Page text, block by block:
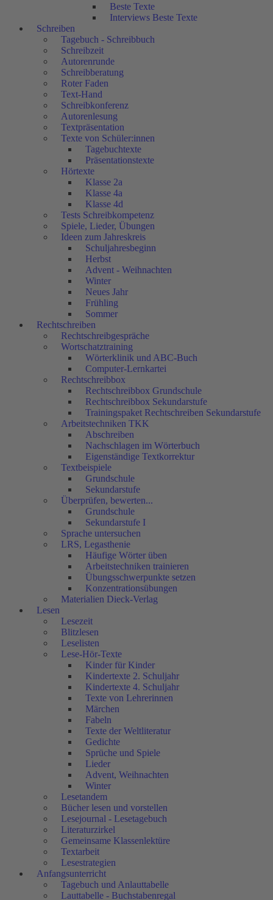
Beste Texte
Interviews Beste Texte
Schreiben
Tagebuch - Schreibbuch
Schreibzeit
Autorenrunde
Schreibberatung
Roter Faden
Text-Hand
Schreibkonferenz
Autorenlesung
Textpräsentation
Texte von Schüler:innen
Tagebuchtexte
Präsentationstexte
Hörtexte
Klasse 2a
Klasse 4a
Klasse 4d
Tests Schreibkompetenz
Spiele, Lieder, Übungen
Ideen zum Jahreskreis
Schuljahresbeginn
Herbst
Advent - Weihnachten
Winter
Neues Jahr
Frühling
Sommer
Rechtschreiben
Rechtschreibgespräche
Wortschatztraining
Wörterklinik und ABC-Buch
Computer-Lernkartei
Rechtschreibbox
Rechtschreibbox Grundschule
Rechtschreibbox Sekundarstufe
Trainingspaket Rechtschreiben Sekundarstufe
Arbeitstechniken TKK
Abschreiben
Nachschlagen im Wörterbuch
Eigenständige Textkorrektur
Textbeispiele
Grundschule
Sekundarstufe
Überprüfen, bewerten...
Grundschule
Sekundarstufe I
Sprache untersuchen
LRS, Legasthenie
Häufige Wörter üben
Arbeitstechniken trainieren
Übungsschwerpunkte setzen
Konzentrationsübungen
Materialien Dieck-Verlag
Lesen
Lesezeit
Blitzlesen
Leselisten
Lese-Hör-Texte
Kinder für Kinder
Kindertexte 2. Schuljahr
Kindertexte 4. Schuljahr
Texte von Lehrerinnen
Märchen
Fabeln
Texte der Weltliteratur
Gedichte
Sprüche und Spiele
Lieder
Advent, Weihnachten
Winter
Lesetandem
Bücher lesen und vorstellen
Lesejournal - Lesetagebuch
Literaturzirkel
Gemeinsame Klassenlektüre
Textarbeit
Lesestrategien
Anfangsunterricht
Tagebuch und Anlauttabelle
Lauttabelle - Buchstabenregal